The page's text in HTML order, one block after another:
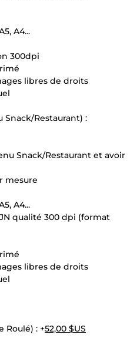
A4...
300dpi
libres de droits
Snack/Restaurant) :
Snack/Restaurant et avoir
mesure
A4...
qualité 300 dpi (format
libres de droits
Roulé) : +52,00 $US